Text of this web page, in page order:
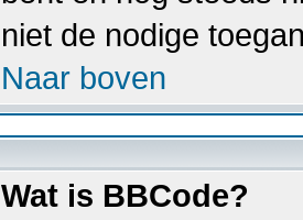
niet de nodige
Naar boven
Wat is BBCode?